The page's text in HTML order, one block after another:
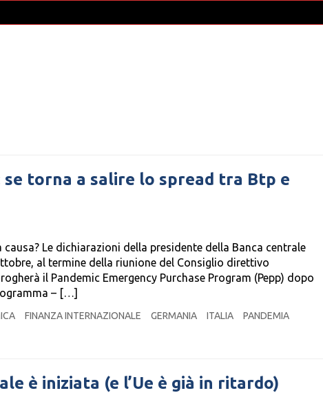
se torna a salire lo spread tra Btp e
Le dichiarazioni della presidente della Banca centrale
al termine della riunione del Consiglio direttivo
il Pandemic Emergency Purchase Program (Pepp) dopo
– […]
FINANZA INTERNAZIONALE GERMANIA ITALIA
PANDEMIA
è iniziata (e l’Ue è già in ritardo)